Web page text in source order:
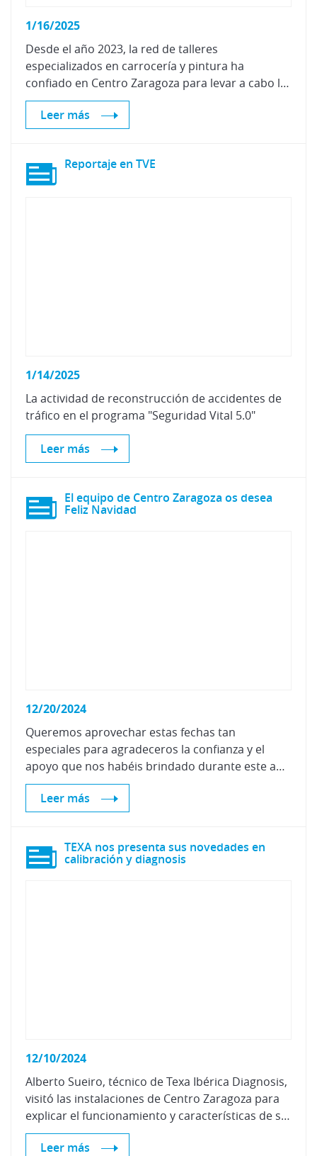
1/16/2025
Desde el año 2023, la red de talleres
especializados en carrocería y pintura ha
confiado en Centro Zaragoza para levar a cabo la certificación de sus talleres
Leer más
Reportajeen TVE
1/14/2025
La actividad de reconstrucción deaccidentes de
tráfico en el programa "Seguridad Vital 5.0"
Leer más
El equipo de Centro Zaragoza os desea
Feliz Navidad
12/20/2024
Queremos aprovechar estas fechas tan
especiales para agradeceros la confianza y el
apoyo que nos habéis brindado durante este año.
Leer más
TEXA nos presenta sus novedades en
calibración y diagnosis
12/10/2024
Alberto Sueiro, técnico de Texa Ibérica Diagnosis,
visitó las instalaciones de Centro Zaragoza para
explicar el funcionamiento y características de su nuevo equipo RCCS 3 EVO para la calibración de cámaras, radares, lidars y sensores, junto con el nuevo software para la diagnosis IDC 6.
Leer más